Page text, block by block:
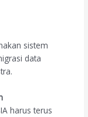
sistem
data
harus terus